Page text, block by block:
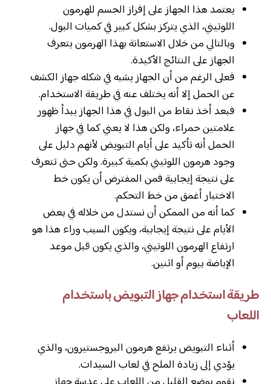
يعتمد هذا الجهاز على إفراز الجسم للهرمون
اللوتيني، الذي يتركز بشكل كبير في كميات البول.
وبالتالي من خلال الاستعانة بهذا الهرمون يتعرف
الجهاز على النتائج الأكيدة.
فعلى الرغم من أن الجهاز يشبه في شكله جهاز الكشف
عن الحمل إلا أنه يختلف عنه في طريقة الاستخدام.
فبعد أخذ نقاط من البول في هذا الجهاز يبدأ ظهور
علامتين حمراء، ولكن هذا لا يعني كما في جهاز
الحمل أنه تأكيد على أيام التبويض لأنهم دليل على
وجود هرمون اللوتيني بكمية كبيرة. ولكن حتى تتعرف
على نتيجة إيجابية فمن المفترض أن يكون خط
الاختبار أغمق من خط التحكم.
كما أنه من الممكن أن نستدل من خلاله في بعض
الأيام على نتيجة إيجابية، ويكون السبب وراء هذا هو
ارتفاع الهرمون اللوتيني، والذي يكون قبل موعد
الإباضة بيوم أو اثنين.
طريقة استخدام جهاز التبويض باستخدام
اللعاب
أثناء التبويض يرتفع هرمون البروجستيرون، والذي
يؤدي إلى زيادة الملح في لعاب السيدات.